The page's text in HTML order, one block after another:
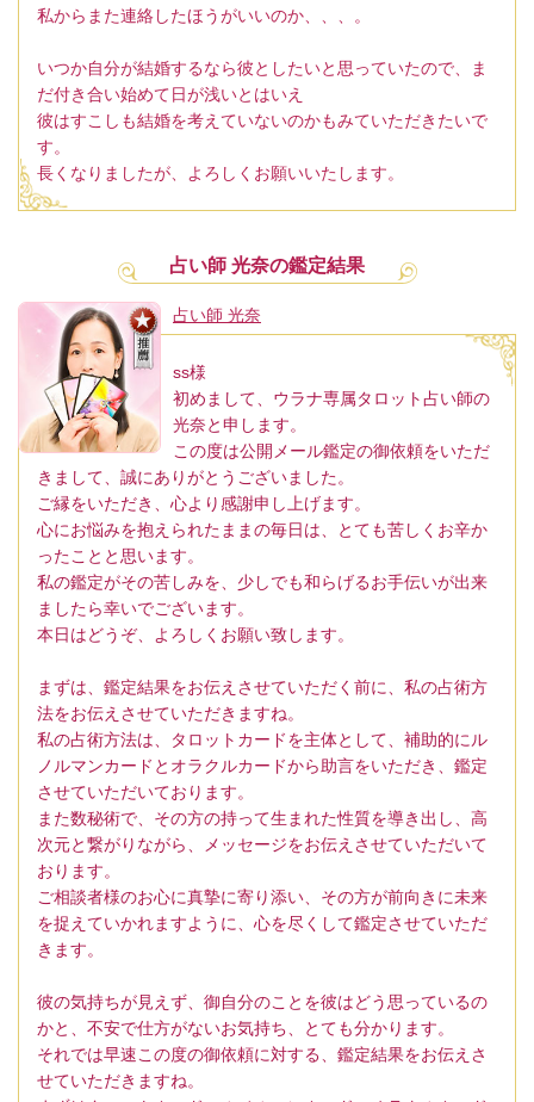
私からまた連絡したほうがいいのか、、、。
いつか自分が結婚するなら彼としたいと思っていたので、ま
だ付き合い始めて日が浅いとはいえ
彼はすこしも結婚を考えていないのかもみていただきたいで
す。
長くなりましたが、よろしくお願いいたします。
占い師 光奈の鑑定結果
占い師 光奈
ss様
初めまして、ウラナ専属タロット占い師の
光奈と申します。
この度は公開メール鑑定の御依頼をいただ
きまして、誠にありがとうございました。
ご縁をいただき、心より感謝申し上げます。
心にお悩みを抱えられたままの毎日は、とても苦しくお辛か
ったことと思います。
私の鑑定がその苦しみを、少しでも和らげるお手伝いが出来
ましたら幸いでございます。
本日はどうぞ、よろしくお願い致します。
まずは、鑑定結果をお伝えさせていただく前に、私の占術方
法をお伝えさせていただきますね。
私の占術方法は、タロットカードを主体として、補助的にル
ノルマンカードとオラクルカードから助言をいただき、鑑定
させていただいております。
また数秘術で、その方の持って生まれた性質を導き出し、高
次元と繋がりながら、メッセージをお伝えさせていただいて
おります。
ご相談者様のお心に真摯に寄り添い、その方が前向きに未来
を捉えていかれますように、心を尽くして鑑定させていただ
きます。
彼の気持ちが見えず、御自分のことを彼はどう思っているの
かと、不安で仕方がないお気持ち、とても分かります。
それでは早速この度の御依頼に対する、鑑定結果をお伝えさ
せていただきますね。